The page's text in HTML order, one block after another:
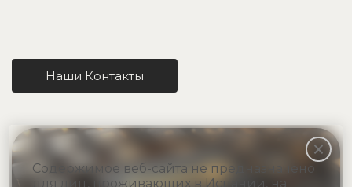
Наши Контакты
Содержимое веб-сайта не предназначено
для лиц, проживающих в Испании, на